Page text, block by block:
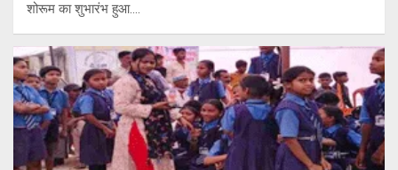
शोरूम का शुभारंभ हुआ.…